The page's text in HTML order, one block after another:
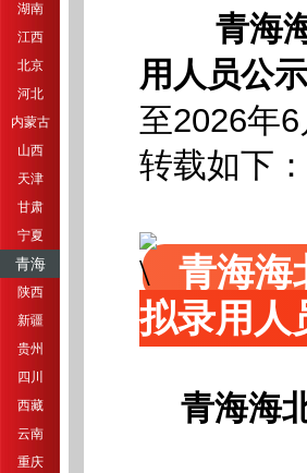
湖南
江西
北京
河北
内蒙古
山西
天津
甘肃
宁夏
青海
陕西
新疆
贵州
四川
西藏
云南
重庆
青海
用人员公
至2026年6
转载如下：
青海海
拟录用人
青海海